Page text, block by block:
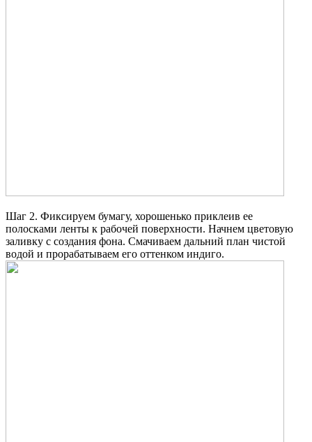
Шаг 2. Фиксируем бумагу, хорошенько приклеив ее
полосками ленты к рабочей поверхности. Начнем цветовую
заливку с создания фона. Смачиваем дальний план чистой
водой и прорабатываем его оттенком индиго.